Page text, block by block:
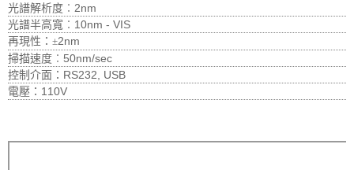
光譜解析度︰2nm
光譜半高寬︰10nm - VIS
再現性： ±2nm
掃描速度︰50nm/sec
控制介面：RS232, USB
電壓：110V